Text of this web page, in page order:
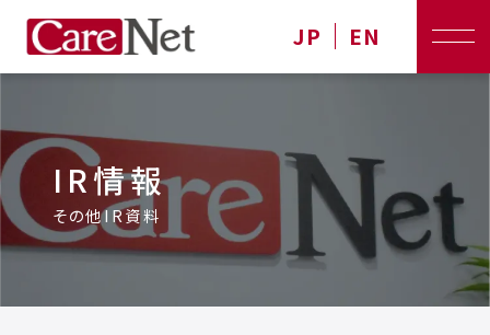
JP EN
IR情報
その他IR資料